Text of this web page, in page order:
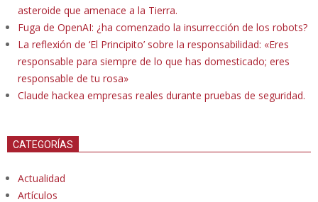
asteroide que amenace a la Tierra.
Fuga de OpenAI: ¿ha comenzado la insurrección de los robots?
La reflexión de ‘El Principito’ sobre la responsabilidad: «Eres
responsable para siempre de lo que has domesticado; eres
responsable de tu rosa»
Claude hackea empresas reales durante pruebas de seguridad.
CATEGORÍAS
Actualidad
Artículos